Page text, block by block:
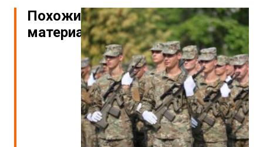
Похожие
материалы